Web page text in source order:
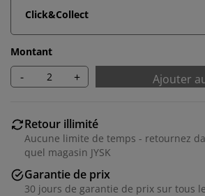
Click&Collect
Montant
- + Ajouter
Retour illimité
Aucune limite de temps - retournez
quel magasin JYSK
Garantie de prix
30 jours de garantie de prix sur tous